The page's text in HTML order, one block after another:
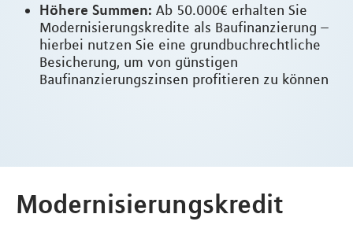
Höhere Summen: Ab 50.000€ erhalten Sie
Modernisierungskredite als Baufinanzierung –
hierbei nutzen Sie eine grundbuchrechtliche
Besicherung, um von günstigen
Baufinanzierungszinsen profitieren zu können
Modernisierungskredit